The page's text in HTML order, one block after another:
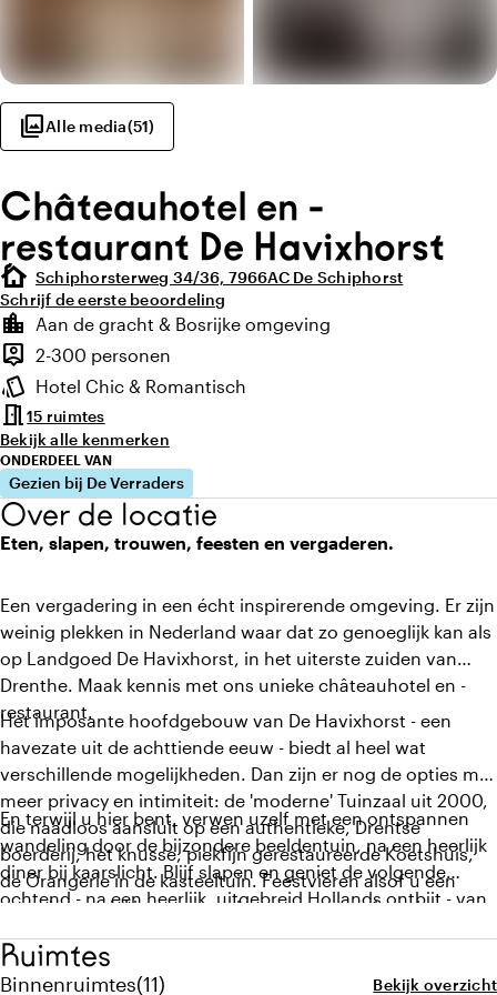
photo_libraryAlle media(51)
Châteauhotel en -
restaurant De Havixhorst
cottage Schiphorsterweg 34/36, 7966AC De Schiphorst
Schrijf de eerste beoordeling
Highlights
location_city
Locatie en omgeving
Aan de gracht & Bosrijke omgeving
person_pin
Capaciteit
2-300 personen
style
Sfeer en uitstraling
Hotel Chic & Romantisch
meeting_room15 ruimtes
Bekijk alle kenmerken
ONDERDEEL VAN
Gezien bij De Verraders
Over de locatie
Eten, slapen, trouwen, feesten en vergaderen.
Een vergadering in een écht inspirerende omgeving. Er zijn
weinig plekken in Nederland waar dat zo genoeglijk kan als
op Landgoed De Havixhorst, in het uiterste zuiden van
Drenthe. Maak kennis met ons unieke châteauhotel en -
restaurant.
Het imposante hoofdgebouw van De Havixhorst - een
havezate uit de achttiende eeuw - biedt al heel wat
verschillende mogelijkheden. Dan zijn er nog de opties met
meer privacy en intimiteit: de 'moderne' Tuinzaal uit 2000,
die naadloos aansluit op een authentieke, Drentse
boerderij, het knusse, piekfijn gerestaureerde Koetshuis,
de Orangerie in de kasteeltuin. Feestvieren alsof u een
avond van adel bent; vergaderen op een toplocatie waar
besluiten ineens erg makkelijk te nemen lijken.
En terwijl u hier bent, verwen uzelf met een ontspannen
wandeling door de bijzondere beeldentuin, na een heerlijk
diner bij kaarslicht. Blijf slapen en geniet de volgende
ochtend - na een heerlijk, uitgebreid Hollands ontbijt - van
Reestdal, of verder weg in de weelderige natuur van
Drenthe en Overijssel, twee van de meest groene
Ruimtes
Binnenruimtes
Aantal binnenruimtes: 11
(11) Bekijk overzicht